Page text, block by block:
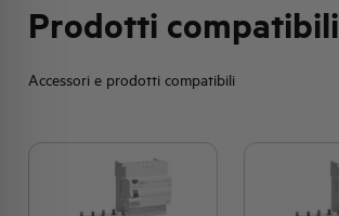
Prodotti compatibili
Accessori e prodotti compatibili